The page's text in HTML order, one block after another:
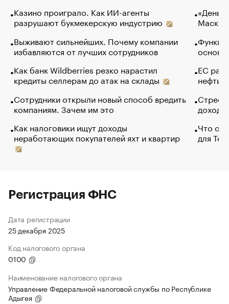
Казино проиграло. Как ИИ-агенты
разрушают букмекерскую индустрию
Выживают сильнейших. Почему компании
избавляются от лучших сотрудников
Как банк Wildberries резко нарастил
кредиты селлерам до атак на склады
Сотрудники открыли новый способ вредить
компаниям. Зачем им это
Как налоговики ищут доходы
неработающих покупателей яхт и квартир
Маск в
основ
ЕС
нефти
Что
для
Регистрация ФНС
Дата регистрации
25 декабря 2025
Код налогового органа
0100
Наименование налогового органа
Управление Федеральной налоговой службы по Республике
Адыгея